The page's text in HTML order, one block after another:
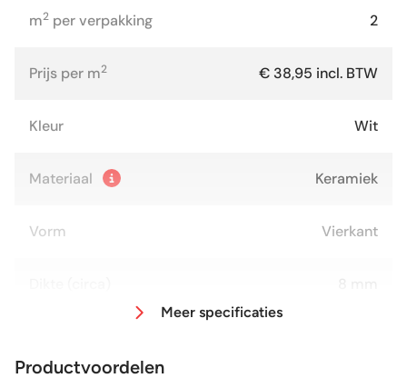
m2 per verpakking 2
Prijs per m2 € 38,95 incl. BTW
Kleur Wit
Materiaal Keramiek
Vorm Vierkant
Meer specificaties
Productvoordelen